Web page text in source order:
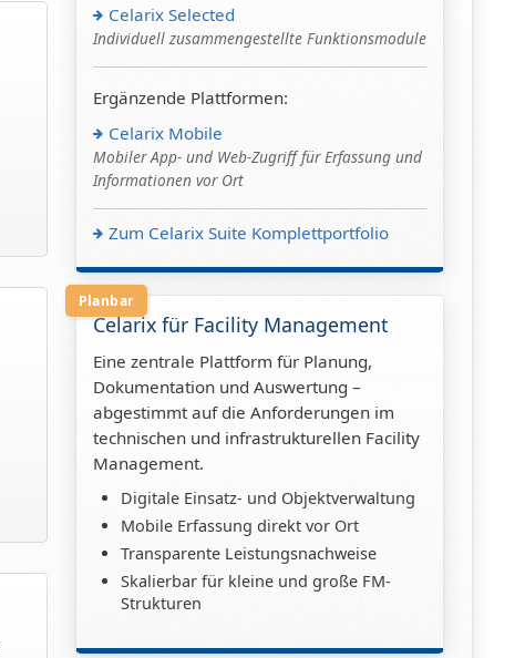
Celarix Selected
Individuell zusammengestellte Funktionsmodule
Ergänzende Plattformen:
Celarix Mobile
Mobiler App- und Web-Zugriff für Erfassung und
Informationen vor Ort
Zum Celarix Suite Komplettportfolio
Planbar
Celarix für Facility Management
Eine zentrale Plattform für Planung,
Dokumentation und Auswertung –
abgestimmt auf die Anforderungen im
technischen und infrastrukturellen Facility
Management.
Digitale Einsatz- und Objektverwaltung
Mobile Erfassung direkt vor Ort
Transparente Leistungsnachweise
Skalierbar für kleine und große FM-
Strukturen